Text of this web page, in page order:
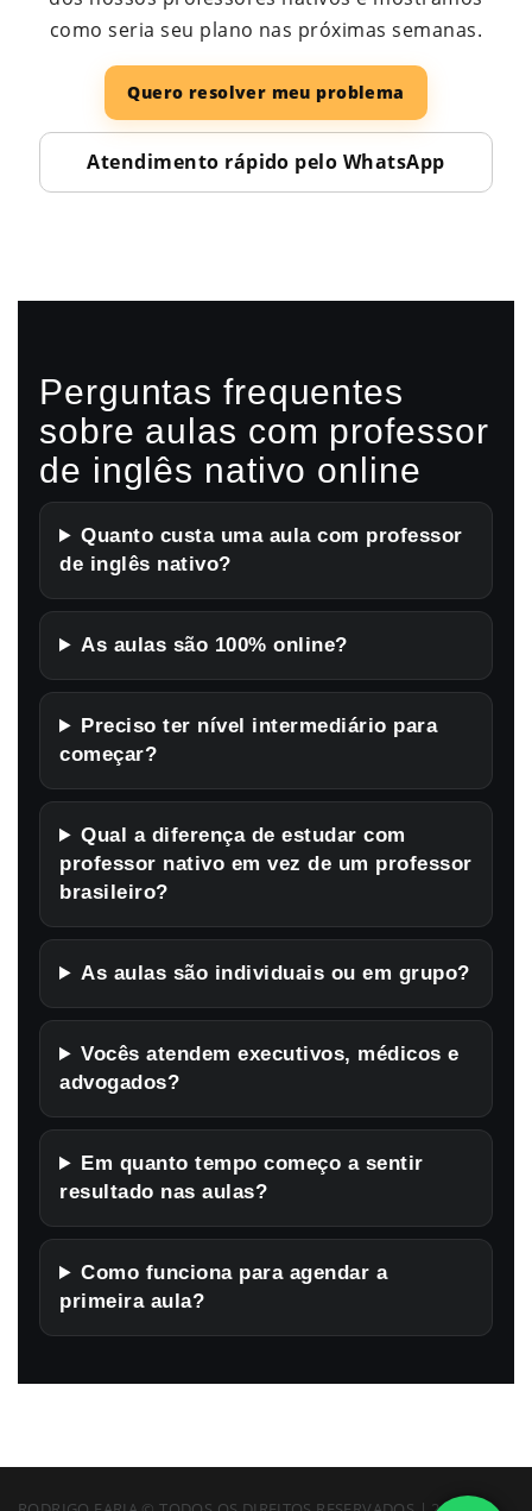
como seria seu plano nas próximas semanas.
Quero resolver meu problema
Atendimento rápido pelo WhatsApp
Perguntas frequentes
sobre aulas com professor
de inglês nativo online
Quanto custa uma aula com professor
de inglês nativo?
As aulas são 100% online?
Preciso ter nível intermediário para
começar?
Qual a diferença de estudar com
professor nativo em vez de um professor
brasileiro?
As aulas são individuais ou em grupo?
Vocês atendem executivos, médicos e
advogados?
Em quanto tempo começo a sentir
resultado nas aulas?
Como funciona para agendar a
primeira aula?